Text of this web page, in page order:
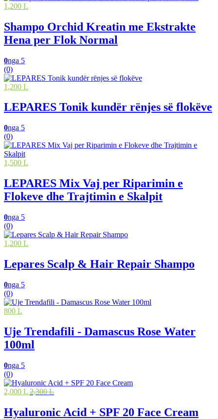
1,200 L
Shampo Orchid Kreatin me Ekstrakte
Hena per Flok Normal
0nga 5
(0)
1,200 L
LEPARES Tonik kundër rënjes së flokëve
0nga 5
(0)
1,500 L
LEPARES Mix Vaj per Riparimin e
Flokeve dhe Trajtimin e Skalpit
0nga 5
(0)
1,200 L
Lepares Scalp & Hair Repair Shampo
0nga 5
(0)
800 L
Uje Trendafili - Damascus Rose Water
100ml
0nga 5
(0)
2,000 L 2,300 L
Hyaluronic Acid + SPF 20 Face Cream